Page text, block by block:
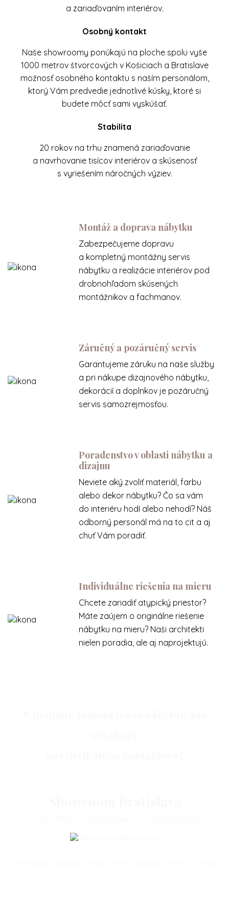
a zariaďovaním interiérov.
Osobný kontakt
Naše showroomy ponúkajú na ploche spolu vyše
1000 metrov štvorcových v Košiciach a Bratislave
možnosť osobného kontaktu s naším personálom,
ktorý Vám predvedie jednotlivé kúsky, ktoré si
budete môcť sami vyskúšať.
Stabilita
20 rokov na trhu znamená zariaďovanie
a navrhovanie tisícov interiérov a skúsenosť
s vyriešením náročných výziev.
Montáž a doprava nábytku
Zabezpečujeme dopravu
a kompletný montážny servis
nábytku a realizácie interiérov pod
drobnohľadom skúsených
montážnikov a fachmanov.
Záručný a pozáručný servis
Garantujeme záruku na naše služby
a pri nákupe dizajnového nábytku,
dekorácií a doplnkov je pozáručný
servis samozrejmosťou.
Poradenstvo v oblasti nábytku a
dizajnu
Neviete aký zvoliť materiál, farbu
alebo dekor nábytku? Čo sa vám
do interiéru hodí alebo nehodí? Náš
odborný personál má na to cit a aj
chuť Vám poradiť.
Individuálne riešenia na mieru
Chcete zariadiť atypický priestor?
Máte zaújem o originálne riešenie
nábytku na mieru? Naši architekti
nielen poradia, ale aj naprojektujú.